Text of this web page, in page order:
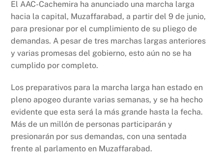
El AAC-Cachemira ha anunciado una marcha larga
hacia la capital, Muzaffarabad, a partir del 9 de junio,
para presionar por el cumplimiento de su pliego de
demandas. A pesar de tres marchas largas anteriores
y varias promesas del gobierno, esto aún no se ha
cumplido por completo.
Los preparativos para la marcha larga han estado en
pleno apogeo durante varias semanas, y se ha hecho
evidente que esta será la más grande hasta la fecha.
Más de un millón de personas participarán y
presionarán por sus demandas, con una sentada
frente al parlamento en Muzaffarabad.